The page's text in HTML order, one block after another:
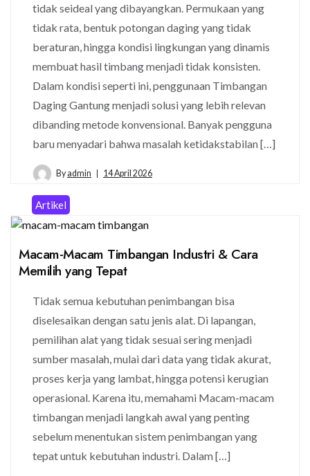
tidak seideal yang dibayangkan. Permukaan yang
tidak rata, bentuk potongan daging yang tidak
beraturan, hingga kondisi lingkungan yang dinamis
membuat hasil timbang menjadi tidak konsisten.
Dalam kondisi seperti ini, penggunaan Timbangan
Daging Gantung menjadi solusi yang lebih relevan
dibanding metode konvensional. Banyak pengguna
baru menyadari bahwa masalah ketidakstabilan […]
By admin 14 April 2026
Artikel
Macam-Macam Timbangan Industri & Cara
Memilih yang Tepat
Tidak semua kebutuhan penimbangan bisa
diselesaikan dengan satu jenis alat. Di lapangan,
pemilihan alat yang tidak sesuai sering menjadi
sumber masalah, mulai dari data yang tidak akurat,
proses kerja yang lambat, hingga potensi kerugian
operasional. Karena itu, memahami Macam-macam
timbangan menjadi langkah awal yang penting
sebelum menentukan sistem penimbangan yang
tepat untuk kebutuhan industri. Dalam […]